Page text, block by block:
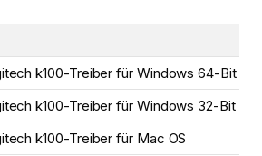
k100-Treiber für Windows 64-Bit
k100-Treiber für Windows 32-Bit
k100-Treiber für Mac OS